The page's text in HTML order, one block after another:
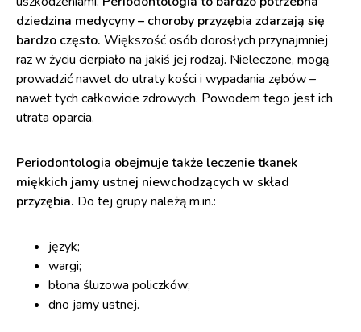
dziedzina medycyny – choroby przyzębia zdarzają się
bardzo często. Większość osób dorosłych przynajmniej
raz w życiu cierpiało na jakiś jej rodzaj. Nieleczone, mogą
prowadzić nawet do utraty kości i wypadania zębów –
nawet tych całkowicie zdrowych. Powodem tego jest ich
utrata oparcia.
Periodontologia obejmuje także leczenie tkanek
miękkich jamy ustnej niewchodzących w skład
przyzębia. Do tej grupy należą m.in.:
język;
wargi;
błona śluzowa policzków;
dno jamy ustnej.